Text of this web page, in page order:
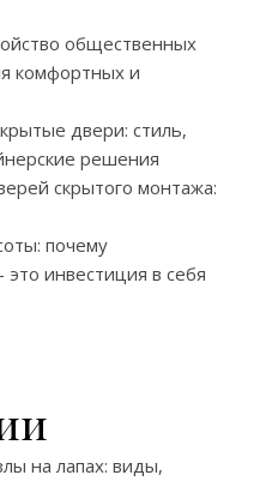
общественных
комфортных и
двери: стиль,
решения
скрытого монтажа:
почему
инвестиция в себя
на лапах: виды,